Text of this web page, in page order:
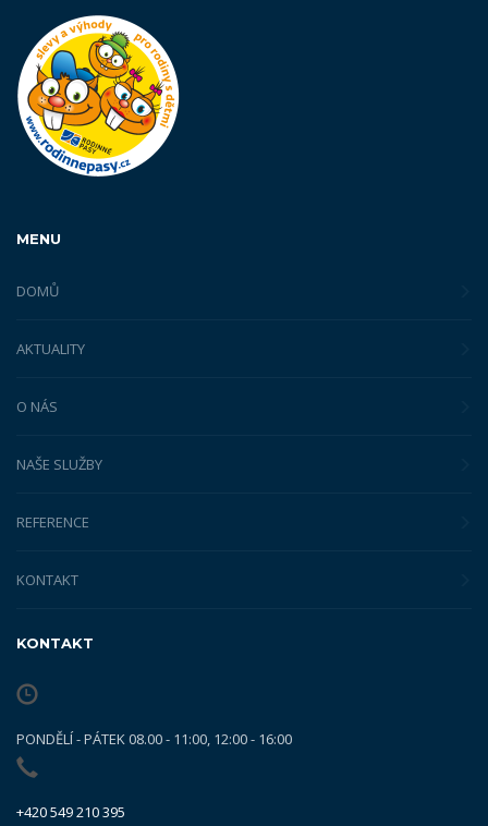
MENU
DOMŮ
AKTUALITY
O NÁS
NAŠE SLUŽBY
REFERENCE
KONTAKT
KONTAKT
PONDĚLÍ - PÁTEK 08.00 - 11:00, 12:00 - 16:00
+420 549 210 395